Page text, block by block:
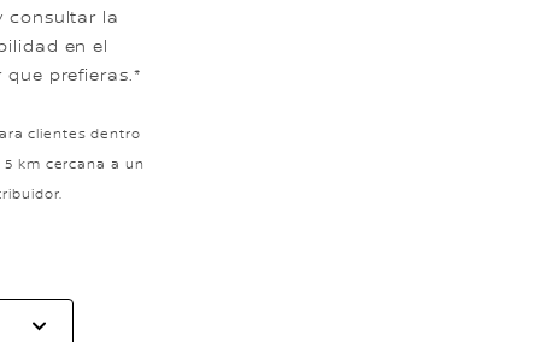
consultar la
en el
prefieras.*
clientes dentro
km cercana a un